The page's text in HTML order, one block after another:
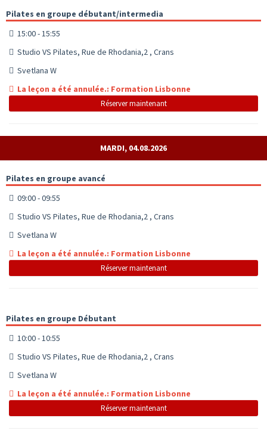
Pilates en groupe débutant/intermedia
15:00 - 15:55
Studio VS Pilates, Rue de Rhodania,2 , Crans
Svetlana W
La leçon a été annulée.: Formation Lisbonne
Réserver maintenant
MARDI, 04.08.2026
Pilates en groupe avancé
09:00 - 09:55
Studio VS Pilates, Rue de Rhodania,2 , Crans
Svetlana W
La leçon a été annulée.: Formation Lisbonne
Réserver maintenant
Pilates en groupe Débutant
10:00 - 10:55
Studio VS Pilates, Rue de Rhodania,2 , Crans
Svetlana W
La leçon a été annulée.: Formation Lisbonne
Réserver maintenant